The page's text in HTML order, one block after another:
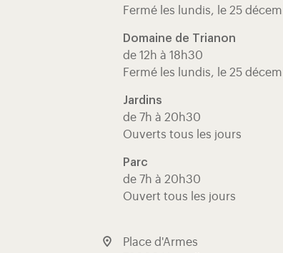
Fermé les lundis, le 25
Domaine de Trianon
de 12h à 18h30
Fermé les lundis, le 25
Jardins
de 7h à 20h30
Ouverts tous les jours
Parc
de 7h à 20h30
Ouvert tous les jours
Place d'Armes